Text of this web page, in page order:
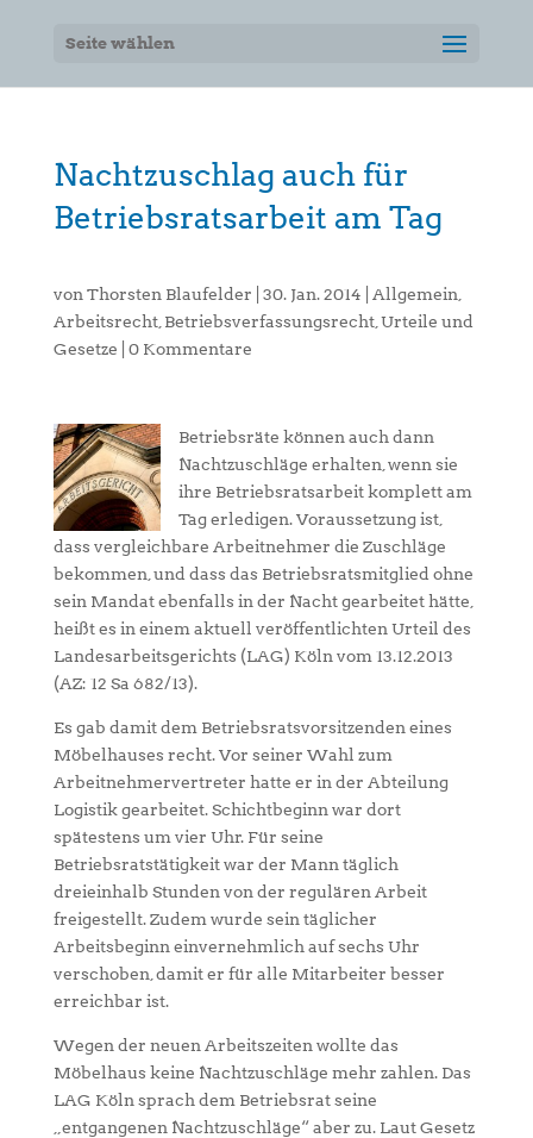
Seite wählen
Nachtzuschlag auch für
Betriebsratsarbeit am Tag
von Thorsten Blaufelder 30. Jan. 2014 Allgemein
Arbeitsrecht, Betriebsverfassungsrecht, Urteile und
Gesetze
0 Kommentare
Betriebsräte können auch dann
Nachtzuschläge erhalten, wenn sie
ihre Betriebsratsarbeit komplett am
Tag erledigen. Voraussetzung ist,
dass vergleichbare Arbeitnehmer die Zuschläge
bekommen, und dass das Betriebsratsmitglied ohne
sein Mandat ebenfalls in der Nacht gearbeitet hätte,
heißt es in einem aktuell veröffentlichten Urteil des
Landesarbeitsgerichts (LAG) Köln vom 13.12.2013
(AZ: 12 Sa 682/13).
Es gab damit dem Betriebsratsvorsitzenden eines
Möbelhauses recht. Vor seiner Wahl zum
Arbeitnehmervertreter hatte er in der Abteilung
Logistik gearbeitet. Schichtbeginn war dort
spätestens um vier Uhr. Für seine
Betriebsratstätigkeit war der Mann täglich
dreieinhalb Stunden von der regulären Arbeit
freigestellt. Zudem wurde sein täglicher
Arbeitsbeginn einvernehmlich auf sechs Uhr
verschoben, damit er für alle Mitarbeiter besser
erreichbar ist.
Wegen der neuen Arbeitszeiten wollte das
Möbelhaus keine Nachtzuschläge mehr zahlen. Das
LAG Köln sprach dem Betriebsrat seine
„entgangenen Nachtzuschläge“ aber zu. Laut Gesetz